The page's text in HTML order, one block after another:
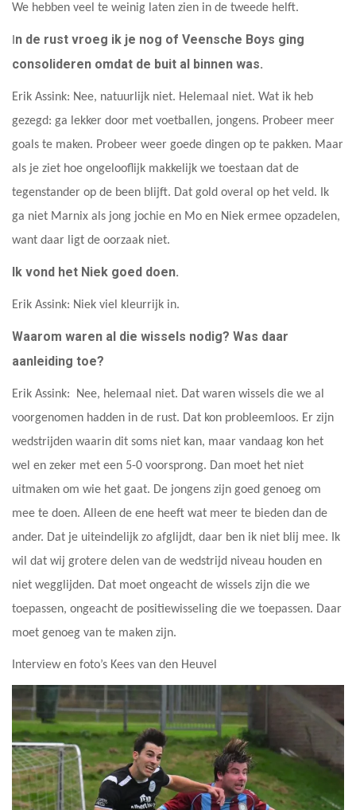
We hebben veel te weinig laten zien in de tweede helft.
n de rust vroeg ik je nog of Veensche Boys ging
consolideren omdat de buit al binnen was.
Erik Assink: Nee, natuurlijk niet. Helemaal niet. Wat ik heb
gezegd: ga lekker door met voetballen, jongens. Probeer meer
goals te maken. Probeer weer goede dingen op te pakken. Maar
als je ziet hoe ongelooflijk makkelijk we toestaan dat de
tegenstander op de been blijft. Dat gold overal op het veld. Ik
ga niet Marnix als jong jochie en Mo en Niek ermee opzadelen,
want daar ligt de oorzaak niet.
Ik vond het Niek goed doen.
Erik Assink: Niek viel kleurrijk in.
Waarom waren al die wissels nodig? Was daar
aanleiding toe?
Erik Assink: Nee, helemaal niet. Dat waren wissels die we al
voorgenomen hadden in de rust. Dat kon probleemloos. Er zijn
wedstrijden waarin dit soms niet kan, maar vandaag kon het
wel en zeker met een 5-0 voorsprong. Dan moet het niet
uitmaken om wie het gaat. De jongens zijn goed genoeg om
mee te doen. Alleen de ene heeft wat meer te bieden dan de
ander. Dat je uiteindelijk zo afglijdt, daar ben ik niet blij mee. Ik
wil dat wij grotere delen van de wedstrijd niveau houden en
niet wegglijden. Dat moet ongeacht de wissels zijn die we
toepassen, ongeacht de positiewisseling die we toepassen. Daar
moet genoeg van te maken zijn.
Interview en foto’s Kees van den Heuvel